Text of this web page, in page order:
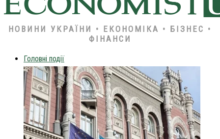
НОВИНИ УКРАЇНИ • ЕКОНОМІКА • БІЗНЕС •
ФІНАНСИ
Головні події